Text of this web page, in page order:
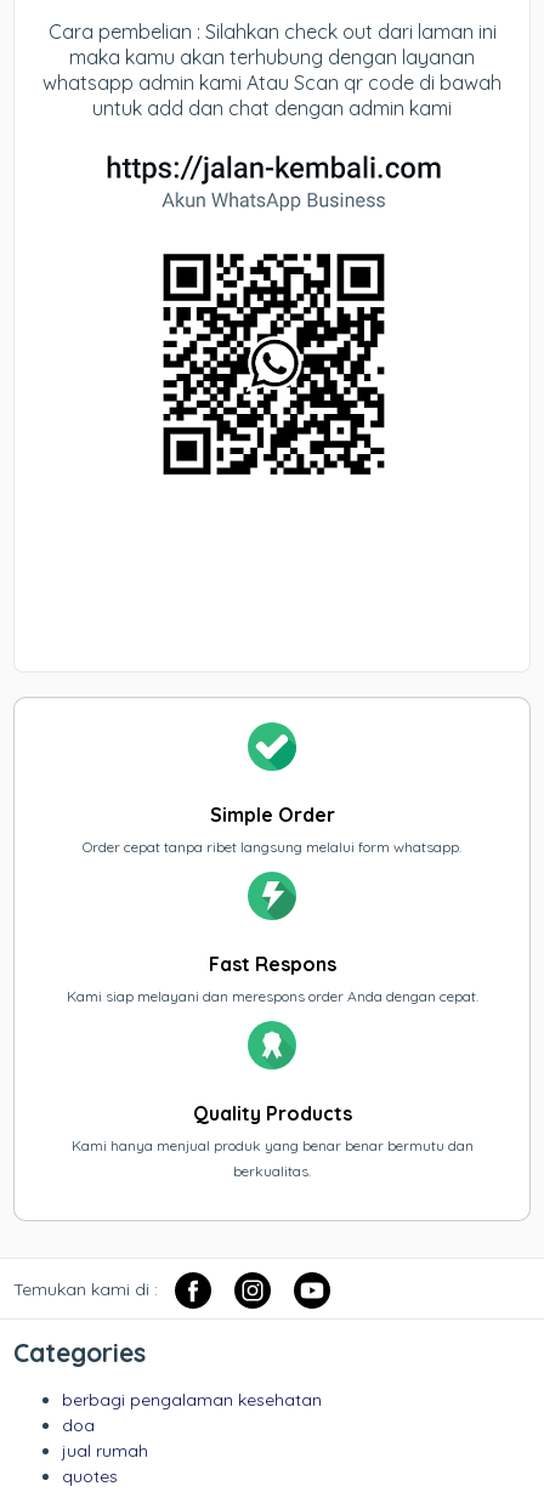
Cara pembelian : Silahkan check out dari laman ini
maka kamu akan terhubung dengan layanan
whatsapp admin kami Atau Scan qr code di bawah
untuk add dan chat dengan admin kami
Simple Order
Order cepat tanpa ribet langsung melalui form whatsapp.
Fast Respons
Kami siap melayani dan merespons order Anda dengan cepat.
Quality Products
Kami hanya menjual produk yang benar benar bermutu dan
berkualitas.
Temukan kami di :
Categories
berbagi pengalaman kesehatan
doa
jual rumah
quotes